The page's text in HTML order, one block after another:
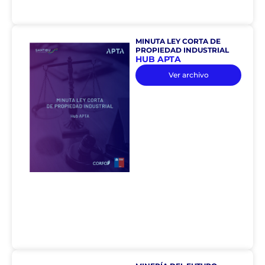
MINUTA LEY CORTA DE
PROPIEDAD INDUSTRIAL
HUB APTA
Ver archivo